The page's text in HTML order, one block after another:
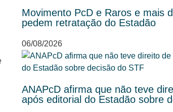
Movimento PcD e Raros e mais
pedem retratação do Estadão
06/08/2026
ANAPcD afirma que não teve
após editorial do Estadão sobre